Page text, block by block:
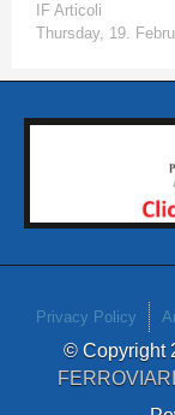
IF Articoli
Thursday, 19.
Privacy Policy
© Copyright